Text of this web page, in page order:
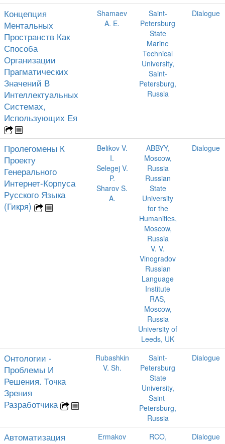
Концепция
Ментальных
Пространств Как
Способа
Организации
Прагматических
Значений В
Интеллектуальных
Системах,
Использующих Ея
Shamaev
A. E.
Saint-
Petersburg
State
Marine
Technical
University,
Saint-
Petersburg,
Russia
Dialogue
Пролегомены К
Проекту
Генерального
Интернет-Корпуса
Русского Языка
(Гикря)
Belikov V.
I.
Selegej V.
P.
Sharov S.
A.
ABBYY,
Moscow,
Russia
Russian
State
University
for the
Humanities,
Moscow,
Russia
V. V.
Vinogradov
Russian
Language
Institute
RAS,
Moscow,
Russia
University of
Leeds, UK
Dialogue
Онтологии -
Проблемы И
Решения. Точка
Зрения
Разработчика
Rubashkin
V. Sh.
Saint-
Petersburg
State
University,
Saint-
Petersburg,
Russia
Dialogue
Автоматизация
Ermakov
RCO,
Dialogue